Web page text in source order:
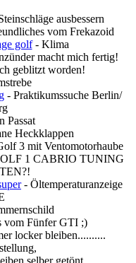
ausbessern
vom Frekazoid
golf- Klima
macht mich fertig!
geblitzt worden!
- Praktikumssuche Berlin/
Passat
Heckklappen
3 mit Ventomotorhaube
1 CABRIO TUNING
- Öltemperaturanzeige
vom Fünfer GTI ;)
locker bleiben..........
selber getönt